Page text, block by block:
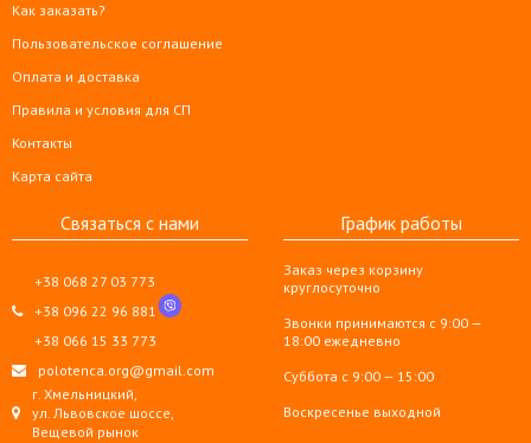
Как заказать?
Пользовательское соглашение
Оплата и доставка
Правила и условия для СП
Контакты
Карта сайта
Связаться с нами
+38 068 27 03 773
+38 096 22 96 881
+38 066 15 33 773
polotenca.org@gmail.com
г. Хмельницкий,
ул. Львовское шоссе,
Вещевой рынок
График работы
Заказ через корзину
круглосуточно
Звонки принимаются с 9:00 —
18:00 ежедневно
Суббота с 9:00 — 15:00
Воскресенье выходной